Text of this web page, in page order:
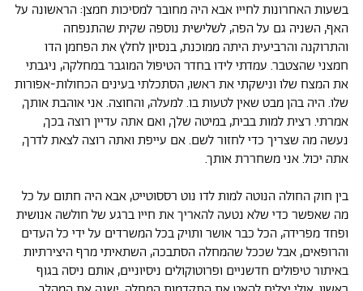
בשעות האחרונות לחייו אבא היה מחובר למסיכות חמצן: הראשונה על
האף, השניה גם על הפה, לשלישית נוספה שקית שהתנפחה
והתרוקנה והרביעית היתה ממוכנת, בנסיון לחלץ את הפחמן הדו
חמצני שהצטבר. עמדתי לידו בחדר הטיפול המוגבר במחלקה, ניגבתי
את המצח שלו ונישקתי את ראשו, הסתכלתי בעינים הכחולות-אפורות
שלו. היה בהן מבט שאין לטעות בו. למעלה, והחוצה. אני אוהבת אותך,
אמרתי. רצית למות בבית, במיטה שלך, ואם אתה עדיין רוצה בכך,
נעשה מה שצריך כדי לחזור לשם. אם עייפת ואתה רוצה לצאת לדרך,
אתה יכול. אני משחררת אותך.
בין חוק החולה הנוטה למות לדו נוט רססוטייט, אבא היה חתום על כל
מה שאפשר כדי שלא נטעה להאריך את חייו ברגע של חולשה אנושית
ופחד מפרידה, הכל כבר אושר ותויק בכל המשרדים על ידי כל העדים
והרופאים, אבל שככל שהמחלה הסתבכה, השתאיתי מרף היצירתיות
באיתור טיפולים חדשניים ופרוטוקולים ניסיוניים, אותם ניסה בגוף